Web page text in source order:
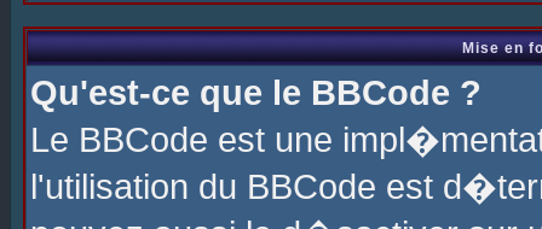
Mise en
Qu'est-ce que le BBCode ?
Le BBCode est une
l'utilisation du BBCode est